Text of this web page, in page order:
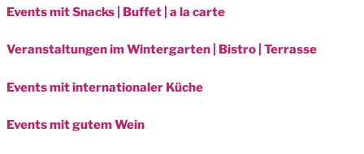
Events mit Snacks | Buffet | a la carte
Veranstaltungen im Wintergarten | Bistro | Terrasse
Events mit internationaler Küche
Events mit gutem Wein